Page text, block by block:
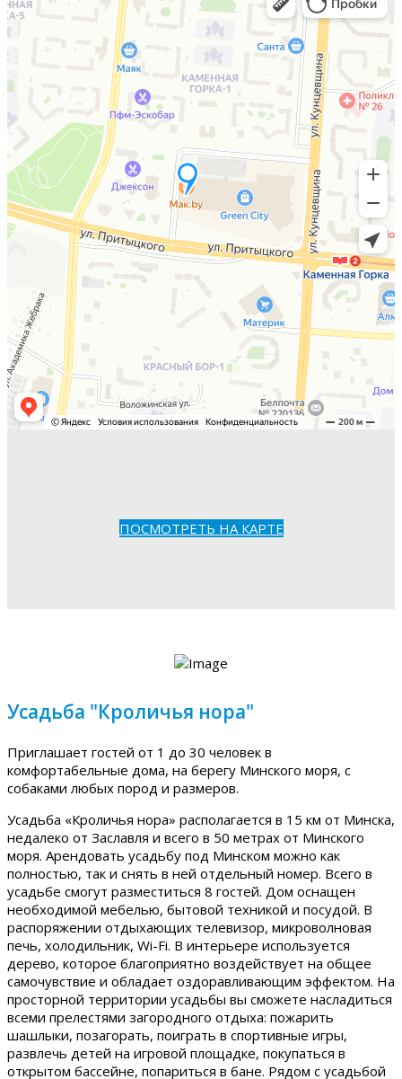
ПОСМОТРЕТЬ НА КАРТЕ
Усадьба "Кроличья нора"
Приглашает гостей от 1 до 30 человек в
комфортабельные дома, на берегу Минского моря, с
собаками любых пород и размеров.
Усадьба «Кроличья нора» располагается в 15 км от Минска,
недалеко от Заславля и всего в 50 метрах от Минского
моря. Арендовать усадьбу под Минском можно как
полностью, так и снять в ней отдельный номер. Всего в
усадьбе смогут разместиться 8 гостей. Дом оснащен
необходимой мебелью, бытовой техникой и посудой. В
распоряжении отдыхающих телевизор, микроволновая
печь, холодильник, Wi-Fi. В интерьере используется
дерево, которое благоприятно воздействует на общее
самочувствие и обладает оздоравливающим эффектом. На
просторной территории усадьбы вы сможете насладиться
всеми прелестями загородного отдыха: пожарить
шашлыки, позагорать, поиграть в спортивные игры,
развлечь детей на игровой площадке, покупаться в
открытом бассейне, попариться в бане. Рядом с усадьбой